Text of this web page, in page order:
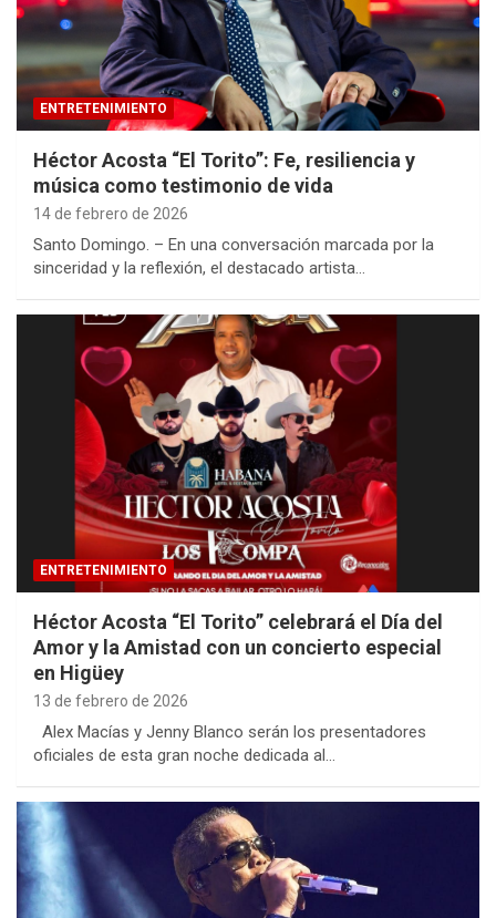
ENTRETENIMIENTO
Héctor Acosta “El Torito”: Fe, resiliencia y
música como testimonio de vida
14 de febrero de 2026
Santo Domingo. – En una conversación marcada por la
sinceridad y la reflexión, el destacado artista…
ENTRETENIMIENTO
Héctor Acosta “El Torito” celebrará el Día del
Amor y la Amistad con un concierto especial
en Higüey
13 de febrero de 2026
Alex Macías y Jenny Blanco serán los presentadores
oficiales de esta gran noche dedicada al…